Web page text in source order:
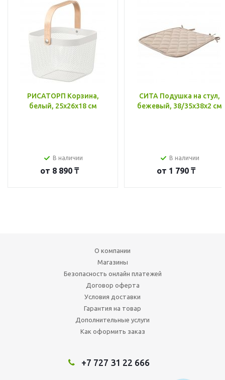
РИСАТОРП Корзина,
белый, 25x26x18 см
В наличии
от 8 890 ₸
СИТА Подушка на стул,
бежевый, 38/35x38x2 см
В наличии
от 1 790 ₸
О компании
Магазины
Безопасность онлайн платежей
Договор оферта
Условия доставки
Гарантия на товар
Дополнительные услуги
Как оформить заказ
+7 727 31 22 666